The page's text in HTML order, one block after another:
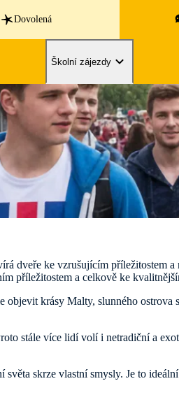
Dovolená
Školní zájezdy
dveře ke vzrušujícím příležitostem
příležitostem a celkově ke
objevit krásy Malty, slunného
stále více lidí volí i netradiční a
skrze vlastní smysly. Je to